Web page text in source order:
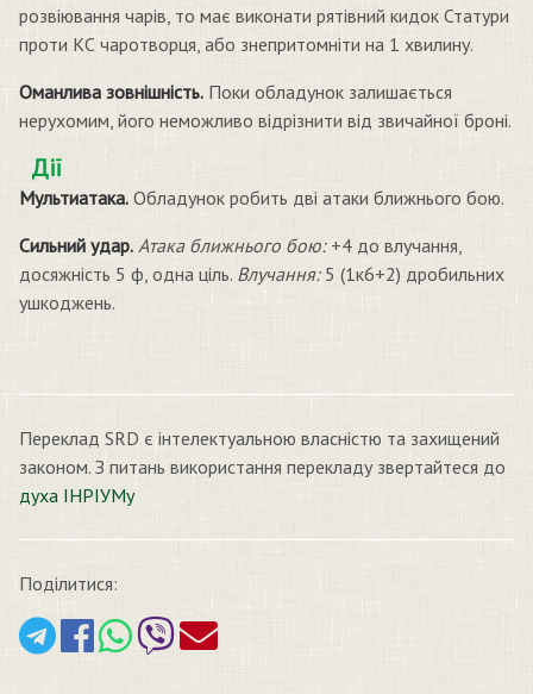
розвіювання чарів, то має виконати рятівний кидок Статури
проти КС чаротворця, або знепритомніти на 1 хвилину.
Оманлива зовнішність. Поки обладунок залишається
нерухомим, його неможливо відрізнити від звичайної броні.
Дії
Мультиатака. Обладунок робить дві атаки ближнього бою.
Сильний удар. Атака ближнього бою:+4 до влучання,
досяжність 5 ф, одна ціль. Влучання:5 (1к6+2) дробильних
ушкоджень.
Переклад SRD є інтелектуальною власністю та захищений
законом. З питань використання перекладу звертайтеся до
духа ІНРІУМу
Поділитися: